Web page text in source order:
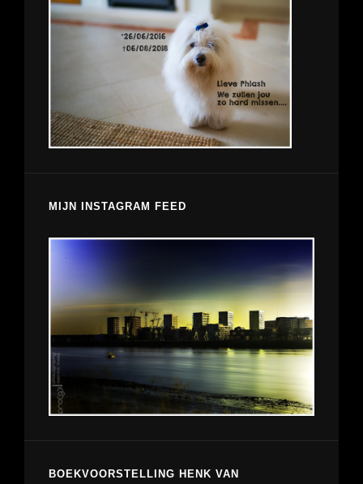
MIJN INSTAGRAM FEED
BOEKVOORSTELLING HENK VAN